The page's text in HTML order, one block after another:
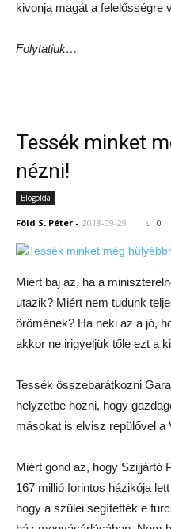
kivonja magát a felelősségre
Folytatjuk…
Tessék minket
nézni!
Blogolda
Föld S. Péter - 2018-09-29 0
Miért baj az, ha a
utazik? Miért nem tudunk
örömének? Ha neki az a jó,
akkor ne irigyeljük tőle ezt a
Tessék összebarátkozni
helyzetbe hozni, hogy
másokat is elvisz repülővel a
Miért gond az, hogy Szijjártó
167 millió forintos házikója
hogy a szülei segítették e